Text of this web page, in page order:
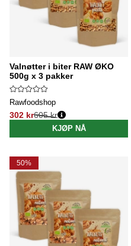
Valnøtter i biter RAW ØKO
500g x 3 pakker
Rawfoodshop
302 kr
Vanlig pris:
605 kr
KJØP NÅ
50%